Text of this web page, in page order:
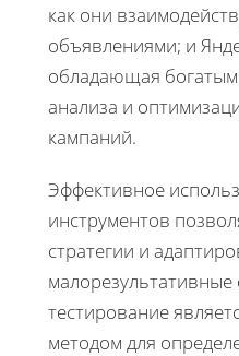
как они
объявлениями; и
обладающая
анализа и
кампаний.
Эффективное
инструментов
стратегии и
тестирование
методом для